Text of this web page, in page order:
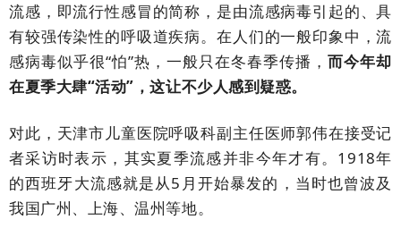
流感 ，即流行性感冒的简称，是由流感病毒引起的、具
有较强传染性的呼吸道疾病。 在人们的一般印象中，流
感病毒似乎很“怕”热，一般只在冬春季传播，而今年却
在夏季大肆“活动”，这让不少人感到疑惑。
对此，天津市儿童医院呼吸科副主任医师郭伟在接受记
者采访时表示，其实夏季流感并非今年才有。1918年
的西班牙大流感就是从5月开始暴发的，当时也曾波及
我国广州、上海、温州等地。